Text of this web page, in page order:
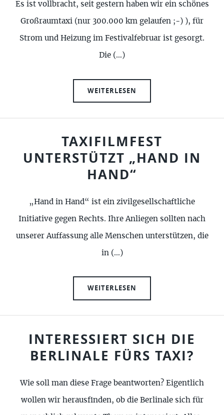
Es ist vollbracht, seit gestern haben wir ein schönes
Großraumtaxi (nur 300.000 km gelaufen ;-) ), für
Strom und Heizung im Festivalfebruar ist gesorgt.
Die (…)
WEITERLESEN
TAXIFILMFEST
UNTERSTÜTZT „HAND IN
HAND“
„Hand in Hand“ ist ein zivilgesellschaftliche
Initiative gegen Rechts. Ihre Anliegen sollten nach
unserer Auffassung alle Menschen unterstützen, die
in (…)
WEITERLESEN
INTERESSIERT SICH DIE
BERLINALE FÜRS TAXI?
Wie soll man diese Frage beantworten? Eigentlich
wollen wir herausfinden, ob die Berlinale sich für